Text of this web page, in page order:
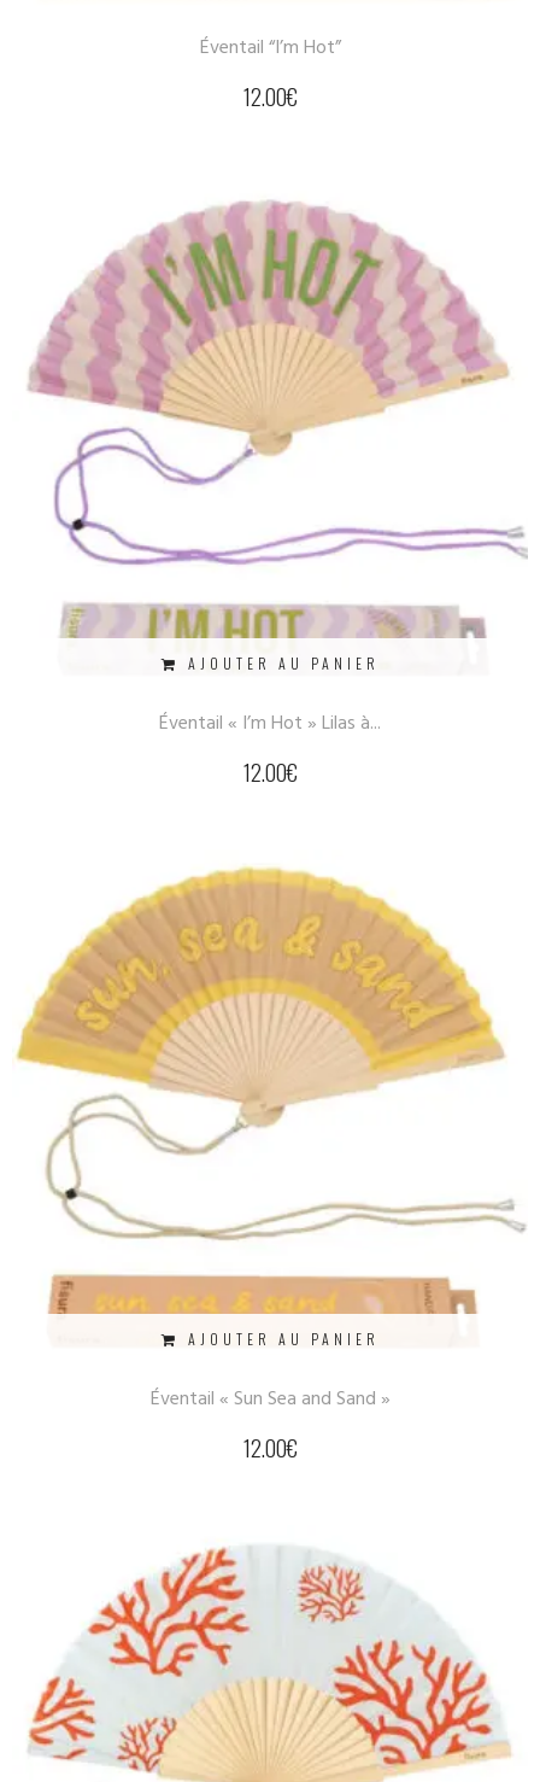
Éventail “I’m Hot”
12.00€
AJOUTER AU PANIER
Éventail « I’m Hot » Lilas à...
12.00€
AJOUTER AU PANIER
Éventail « Sun Sea and Sand »
12.00€